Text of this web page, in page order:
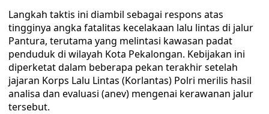
Langkah taktis ini diambil sebagai respons atas
tingginya angka fatalitas kecelakaan lalu lintas di jalur
Pantura, terutama yang melintasi kawasan padat
penduduk di wilayah Kota Pekalongan. Kebijakan ini
diperketat dalam beberapa pekan terakhir setelah
jajaran Korps Lalu Lintas (Korlantas) Polri merilis hasil
analisa dan evaluasi (anev) mengenai kerawanan jalur
tersebut.